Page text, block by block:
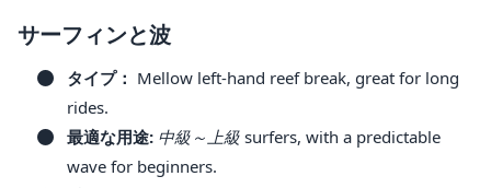
サーフィンと波
タイプ： Mellow left-hand reef break, great for long
rides.
最適な用途: 中級～上級 surfers, with a predictable
wave for beginners.